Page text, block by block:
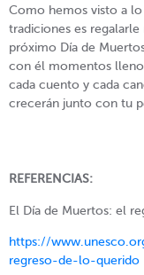
Como hemos visto a
tradiciones es
próximo Día de
con él momentos
cada cuento y cada
crecerán junto con tu
REFERENCIAS:
El Día de Muertos: el
https://
regreso-de-lo-querido